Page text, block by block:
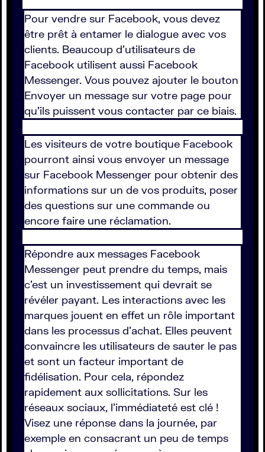
Pour vendre sur Facebook, vous devez
être prêt à entamer le dialogue avec vos
clients. Beaucoup d'utilisateurs de
Facebook utilisent aussi Facebook
Messenger. Vous pouvez ajouter le bouton
Envoyer un message sur votre page pour
qu'ils puissent vous contacter par ce biais.
Les visiteurs de votre boutique Facebook
pourront ainsi vous envoyer un message
sur Facebook Messenger pour obtenir des
informations sur un de vos produits, poser
des questions sur une commande ou
encore faire une réclamation.
Répondre aux messages Facebook
Messenger peut prendre du temps, mais
c'est un investissement qui devrait se
révéler payant. Les interactions avec les
marques jouent en effet un rôle important
dans les processus d'achat. Elles peuvent
convaincre les utilisateurs de sauter le pas
et sont un facteur important de
fidélisation. Pour cela, répondez
rapidement aux sollicitations. Sur les
réseaux sociaux, l'immédiateté est clé !
Visez une réponse dans la journée, par
exemple en consacrant un peu de temps